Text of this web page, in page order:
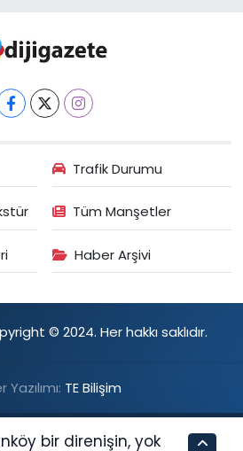
Trafik Durumu
Tüm Manşetler
Haber Arşivi
© 2024. Her hakkı saklıdır.
TE Bilişim
bir direnişin, yok